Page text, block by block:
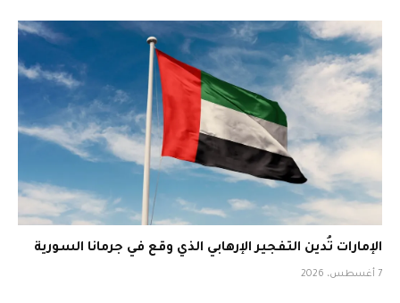
الإمارات تُدين التفجير الإرهابي الذي وقع في جرمانا السورية
7 أغسطس، 2026